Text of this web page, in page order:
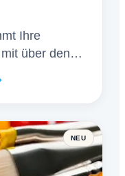
Ihre
über den
NEU